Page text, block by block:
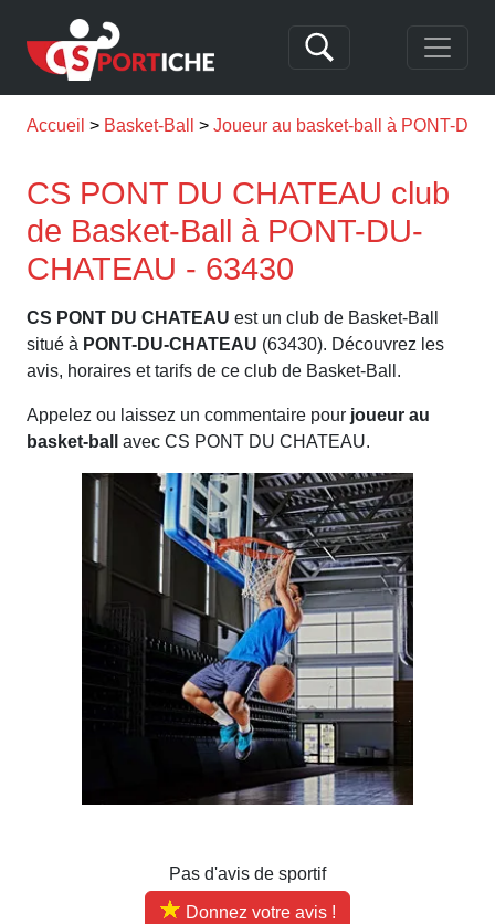
Accueil Basket-Ball Joueur au basket-ball à PONT-DU-
CS PONT DU CHATEAU club
de Basket-Ball à PONT-DU-
CHATEAU - 63430
CS PONT DU CHATEAU est un club de Basket-Ball
situé à PONT-DU-CHATEAU (63430). Découvrez les
avis, horaires et tarifs de ce club de Basket-Ball.
Appelez ou laissez un commentaire pour joueur au
basket-ball
avec CS PONT DU CHATEAU.
Pas d'avis de sportif
Donnez votre avis !